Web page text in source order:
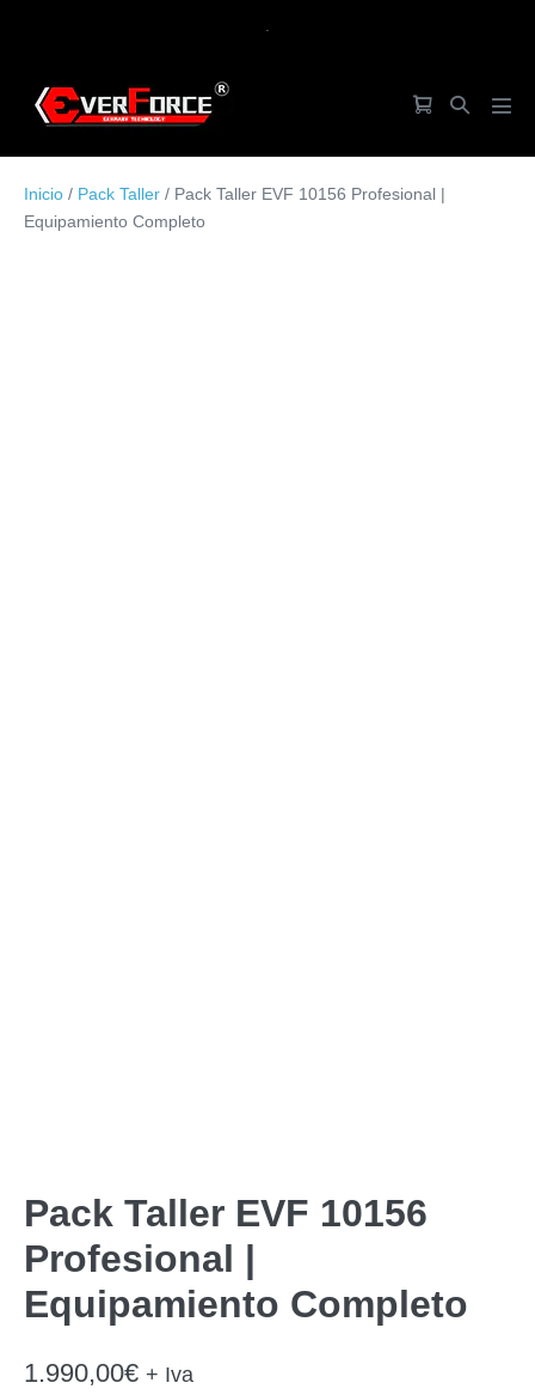
Carrito
compra
Alternar
Inicio / Pack Taller / Pack Taller EVF 10156 Profesional |
Equipamiento Completo
Pack Taller EVF 10156
Profesional |
Equipamiento Completo
1.990,00€ + Iva